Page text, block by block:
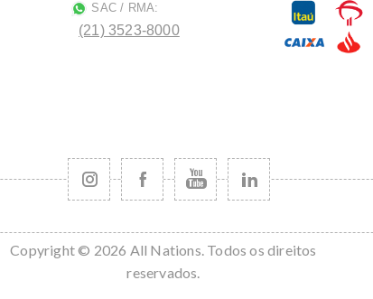
SAC / RMA:
(21) 3523-8000
Copyright © 2026 All Nations. Todos os direitos
reservados.